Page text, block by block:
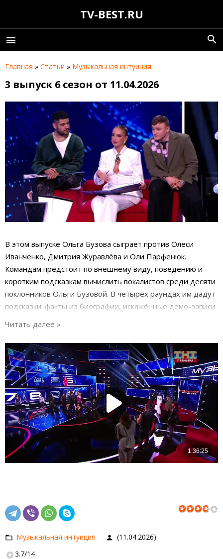
TV-BEST.RU
menu search
Главная » Статьи » Музыкальная интуиция
3 выпуск 6 сезон от 11.04.2026
В этом выпуске Ольга Бузова сыграет против Олеси
Иванченко, Дмитрия Журавлёва и Оли Парфенюк.
Командам предстоит по внешнему виду, поведению и
коротким подсказкам вычислить вокалистов среди десяти
поклонников Ольги Бузовой. В четырёх раундах им дадут
подсказки: факты из биографии, искажённые демо-записи
силуэт). Если выбранный герой действительно умеет
петь, получится красивый номер, если нет - забавный и
ироничный «провал». Также если звёзды угадают певца,
команда получит денежный приз. Победит команда, у
которой в конце эфира в копилке будет больше всего
денег.
Музыкальная интуиция
(11.04.2026)
3.7/14